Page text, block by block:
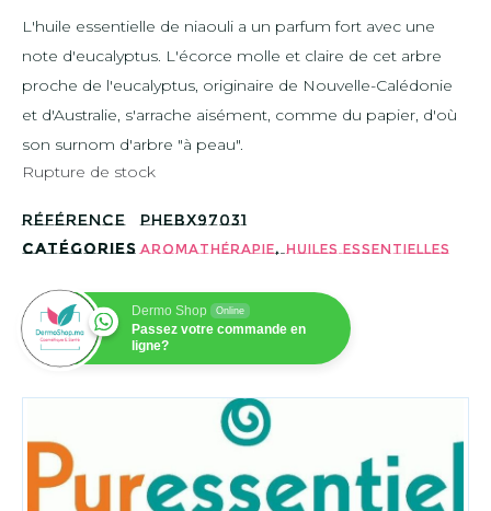
L'huile essentielle de niaouli a un parfum fort avec une
note d'eucalyptus. L'écorce molle et claire de cet arbre
proche de l'eucalyptus, originaire de Nouvelle-Calédonie
et d'Australie, s'arrache aisément, comme du papier, d'où
son surnom d'arbre "à peau".
Rupture de stock
Référence
PHEBX97031
Catégories Aromathérapie,Huiles essentielles
Dermo Shop Online
Passez votre commande en
ligne?
PURESSENTIEL